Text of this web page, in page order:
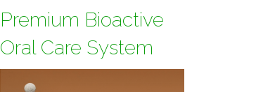
Premium Bioactive
Oral Care System